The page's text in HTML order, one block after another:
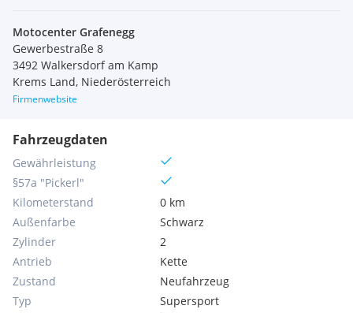
Motocenter Grafenegg
Gewerbestraße 8
3492 Walkersdorf am Kamp
Krems Land, Niederösterreich
Firmenwebsite
Fahrzeugdaten
Gewährleistung
§57a "Pickerl"
Kilometerstand
0 km
Außenfarbe
Schwarz
Zylinder
2
Antrieb
Kette
Zustand
Neufahrzeug
Typ
Supersport